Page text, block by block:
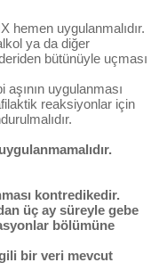
hemen uygulanmalıdır.
ya da diğer
bütünüyle uçması
uygulanması
reaksiyonlar için
kontredikedir.
üç ay süreyle gebe
bölümüne
bir veri mevcut